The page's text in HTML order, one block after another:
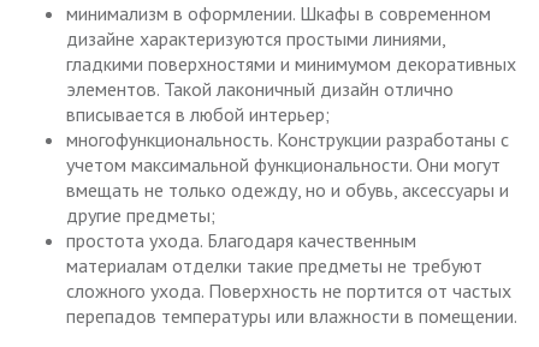
минимализм в оформлении. Шкафы в современном
дизайне характеризуются простыми линиями,
гладкими поверхностями и минимумом декоративных
элементов. Такой лаконичный дизайн отлично
вписывается в любой интерьер;
многофункциональность. Конструкции разработаны с
учетом максимальной функциональности. Они могут
вмещать не только одежду, но и обувь, аксессуары и
другие предметы;
простота ухода. Благодаря качественным
материалам отделки такие предметы не требуют
сложного ухода. Поверхность не портится от частых
перепадов температуры или влажности в помещении.